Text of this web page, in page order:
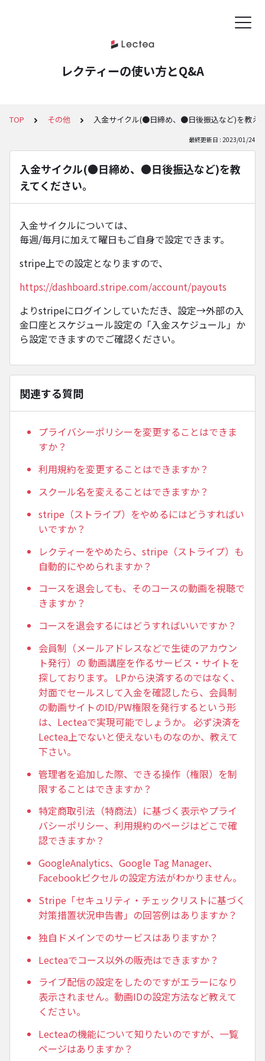
レクティーの使い方とQ&A
TOP その他 入金サイクル(●日締め、●日後振込など)を教え
最終更新日 : 2023/01/24
入金サイクル(●日締め、●日後振込など)を教
えてください。
入金サイクルについては、
毎週/毎月に加えて曜日もご自身で設定できます。
stripe上での設定となりますので、
https://dashboard.stripe.com/account/payouts
よりstripeにログインしていただき、設定→外部の入
金口座とスケジュール設定の「入金スケジュール」か
ら設定できますのでご確認ください。
関連する質問
プライバシーポリシーを変更することはできま
すか？
利用規約を変更することはできますか？
スクール名を変えることはできますか？
stripe（ストライプ）をやめるにはどうすればい
いですか？
レクティーをやめたら、stripe（ストライプ）も
自動的にやめられますか？
コースを退会しても、そのコースの動画を視聴で
きますか？
コースを退会するにはどうすればいいですか？
会員制（メールアドレスなどで生徒のアカウン
ト発行）の 動画講座を作るサービス・サイトを
探しております。 LPから決済するのではなく、
対面でセールスして入金を確認したら、会員制
の動画サイトのID/PW権限を発行するという形
は、Lecteaで実現可能でしょうか。 必ず決済を
Lectea上でないと使えないものなのか、教えて
下さい。
管理者を追加した際、できる操作（権限）を制
限することはできますか？
特定商取引法（特商法）に基づく表示やプライ
バシーポリシー、利用規約のページはどこで確
認できますか？
GoogleAnalytics、Google Tag Manager、
Facebookピクセルの設定方法がわかりません。
Stripe「セキュリティ・チェックリストに基づく
対策措置状況申告書」の回答例はありますか？
独自ドメインでのサービスはありますか？
Lecteaでコース以外の販売はできますか？
ライブ配信の設定をしたのですがエラーになり
表示されません。動画IDの設定方法など教えて
ください。
Lecteaの機能について知りたいのですが、一覧
ページはありますか？